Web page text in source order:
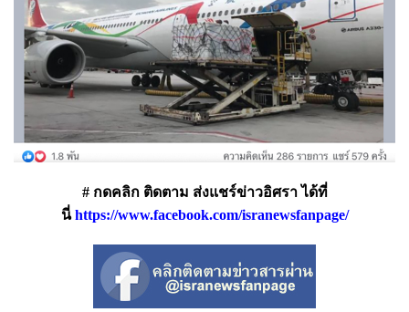
# กดคลิก ติดตาม ส่งแชร์ข่าวอิศรา ได้ที่
นี่ https://www.facebook.com/isranewsfanpage/